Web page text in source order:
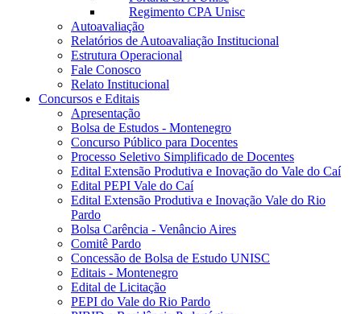
Regimento CPA Unisc
Autoavaliação
Relatórios de Autoavaliação Institucional
Estrutura Operacional
Fale Conosco
Relato Institucional
Concursos e Editais
Apresentação
Bolsa de Estudos - Montenegro
Concurso Público para Docentes
Processo Seletivo Simplificado de Docentes
Edital Extensão Produtiva e Inovação do Vale do Caí
Edital PEPI Vale do Caí
Edital Extensão Produtiva e Inovação Vale do Rio
Pardo
Bolsa Carência - Venâncio Aires
Comitê Pardo
Concessão de Bolsa de Estudo UNISC
Editais - Montenegro
Edital de Licitação
PEPI do Vale do Rio Pardo